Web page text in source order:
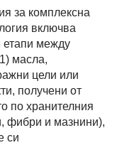
за комплексна
включва
етапи между
масла,
цели или
получени от
по хранителния
фибри и мазнини),
си